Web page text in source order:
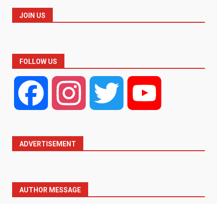
JOIN US
FOLLOW US
Facebook Instagram Twitter
ADVERTISEMENT
AUTHOR MESSAGE